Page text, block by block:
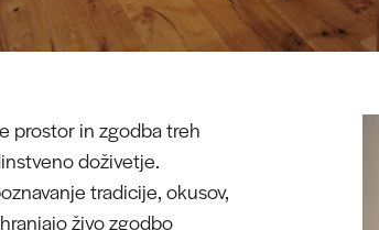
prostor in zgodba treh
doživetje.
tradicije, okusov,
živo zgodbo